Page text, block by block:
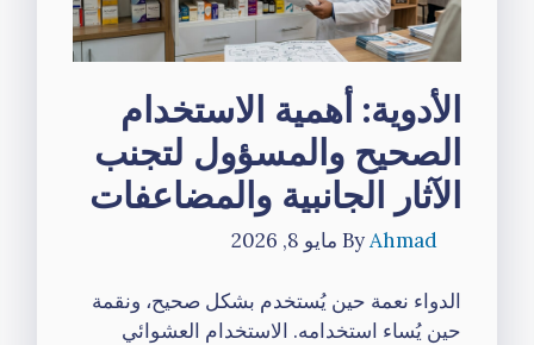
الأدوية: أهمية الاستخدام
الصحيح والمسؤول لتجنب
الآثار الجانبية والمضاعفات
ByAhmad مايو 8, 2026
الدواء نعمة حين يُستخدم بشكل صحيح، ونقمة
حين يُساء استخدامه. الاستخدام العشوائي